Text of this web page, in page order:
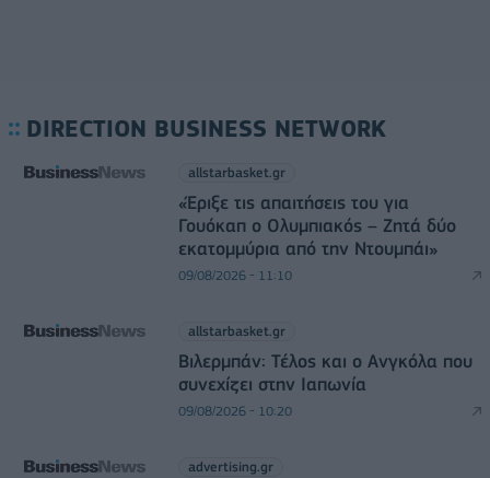
DIRECTION BUSINESS NETWORK
allstarbasket.gr
«Έριξε τις απαιτήσεις του για
Γουόκαπ ο Ολυμπιακός – Ζητά δύο
εκατομμύρια από την Ντουμπάι»
09/08/2026 - 11:10
allstarbasket.gr
Βιλερμπάν: Τέλος και ο Ανγκόλα που
συνεχίζει στην Ιαπωνία
09/08/2026 - 10:20
advertising.gr